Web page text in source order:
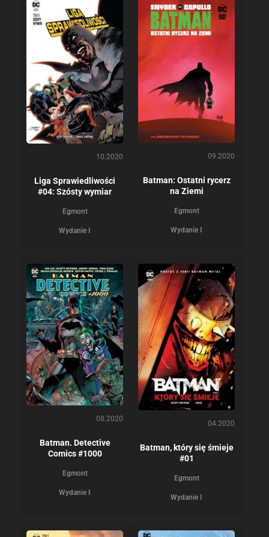
10.2020
Liga Sprawiedliwości
#04: Szósty wymiar
Egmont
Wydanie I
09.2020
Batman: Ostatni rycerz
na Ziemi
Egmont
Wydanie I
08.2020
Batman. Detective
Comics #1000
Egmont
Wydanie I
04.2020
Batman, który się śmieje
#01
Egmont
Wydanie I